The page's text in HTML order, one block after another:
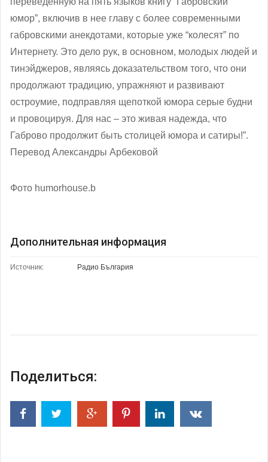
юмор”, включив в нее главу с более современными
габровскими анекдотами, которые уже “колесят” по
Интернету. Это дело рук, в основном, молодых людей и
тинэйджеров, являясь доказательством того, что они
продолжают традицию, упражняют и развивают
остроумие, подправляя щепоткой юмора серые будни
и провоцируя. Для нас – это живая надежда, что
Габрово продолжит быть столицей юмора и сатиры!”.
Перевод Александры Арбековой
Фото humorhouse.b
Дополнительная информация
Источник: Радио България
Поделиться: